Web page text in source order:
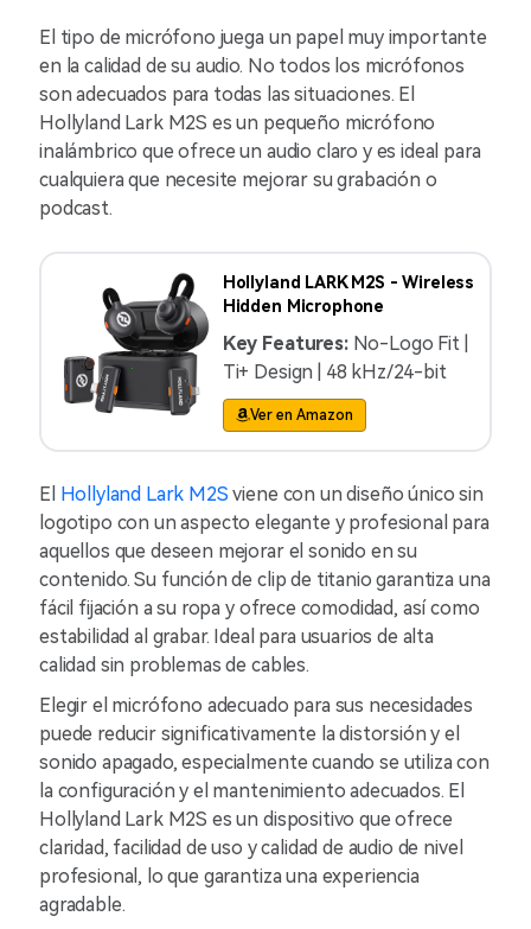
El tipo de micrófono juega un papel muy importante
en la calidad de su audio. No todos los micrófonos
son adecuados para todas las situaciones. El
Hollyland Lark M2S es un pequeño micrófono
inalámbrico que ofrece un audio claro y es ideal para
cualquiera que necesite mejorar su grabación o
podcast.
Hollyland LARK M2S - Wireless
Hidden Microphone
Key Features: No-Logo Fit |
Ti+ Design | 48 kHz/24-bit
Ver en Amazon
El Hollyland Lark M2S viene con un diseño único sin
logotipo con un aspecto elegante y profesional para
aquellos que deseen mejorar el sonido en su
contenido. Su función de clip de titanio garantiza una
fácil fijación a su ropa y ofrece comodidad, así como
estabilidad al grabar. Ideal para usuarios de alta
calidad sin problemas de cables.
Elegir el micrófono adecuado para sus necesidades
puede reducir significativamente la distorsión y el
sonido apagado, especialmente cuando se utiliza con
la configuración y el mantenimiento adecuados. El
Hollyland Lark M2S es un dispositivo que ofrece
claridad, facilidad de uso y calidad de audio de nivel
profesional, lo que garantiza una experiencia
agradable.